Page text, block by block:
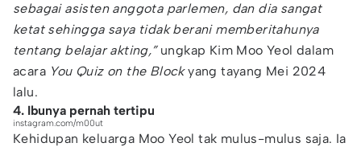
sebagai asisten anggota parlemen, dan dia sangat
ketat sehingga saya tidak berani memberitahunya
tentang belajar akting,” ungkap Kim Moo Yeol dalam
acara You Quiz on the Blockyang tayang Mei 2024
lalu.
4. Ibunya pernah tertipu
instagram.com/m00ut
Kehidupan keluarga Moo Yeol tak mulus-mulus saja. Ia